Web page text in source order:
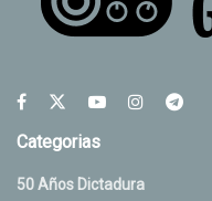
Categorias
50 Años Dictadura